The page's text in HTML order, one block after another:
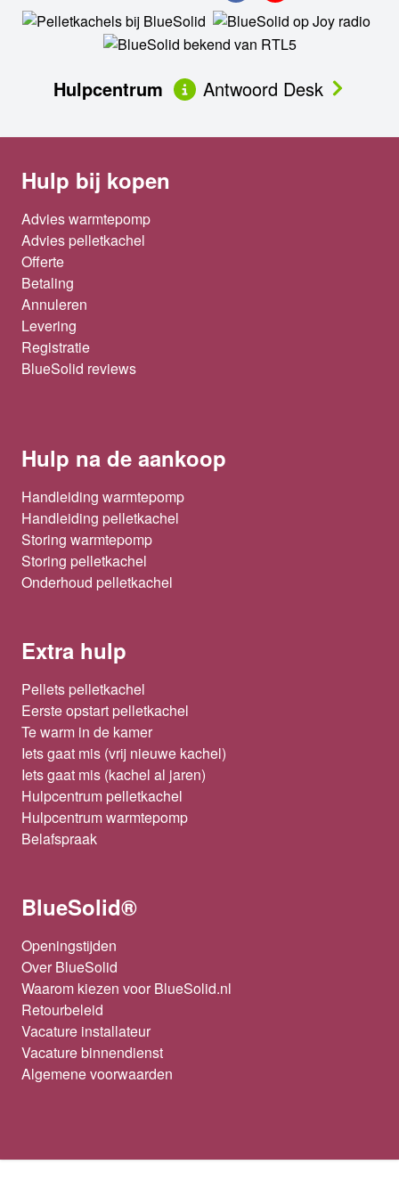
Hulpcentrum Antwoord Desk
Hulp bij kopen
Advies warmtepomp
Advies pelletkachel
Offerte
Betaling
Annuleren
Levering
Registratie
BlueSolid reviews
Hulp na de aankoop
Handleiding warmtepomp
Handleiding pelletkachel
Storing warmtepomp
Storing pelletkachel
Onderhoud pelletkachel
Extra hulp
Pellets pelletkachel
Eerste opstart pelletkachel
Te warm in de kamer
Iets gaat mis (vrij nieuwe kachel)
Iets gaat mis (kachel al jaren)
Hulpcentrum pelletkachel
Hulpcentrum warmtepomp
Belafspraak
BlueSolid®
Openingstijden
Over BlueSolid
Waarom kiezen voor BlueSolid.nl
Retourbeleid
Vacature installateur
Vacature binnendienst
Algemene voorwaarden